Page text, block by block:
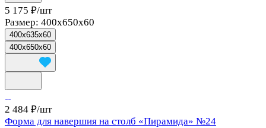
5 175 ₽/шт
Размер: 400x650x60
400x635x60
400x650x60
2 484 ₽/шт
Форма для навершия на столб «Пирамида» №24